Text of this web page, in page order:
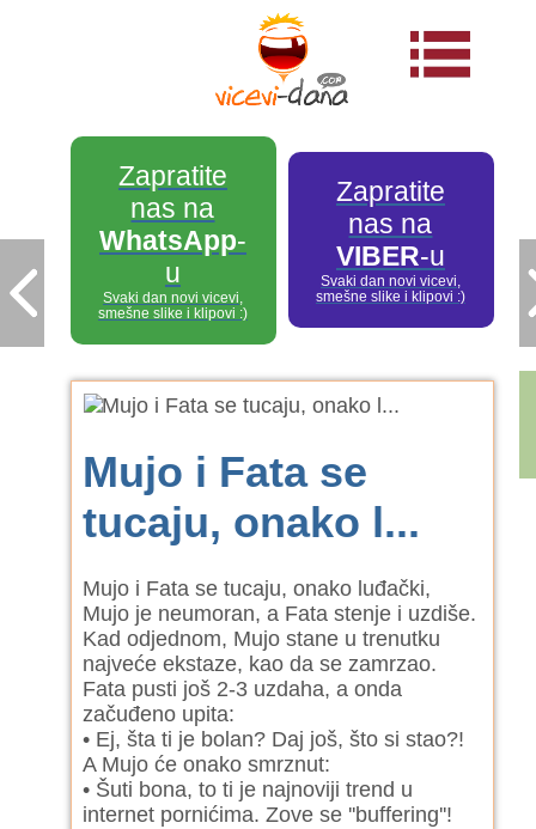
Zapratite
nas na
WhatsApp-
u
Svaki dan novi vicevi,
smešne slike i klipovi :)
Zapratite
nas na
VIBER-u
Svaki dan novi vicevi,
smešne slike i klipovi :)
Mujo i Fata se
tucaju, onako l...
Mujo i Fata se tucaju, onako luđački,
Mujo je neumoran, a Fata stenje i uzdiše.
Kad odjednom, Mujo stane u trenutku
najveće ekstaze, kao da se zamrzao.
Fata pusti još 2-3 uzdaha, a onda
začuđeno upita:
• Ej, šta ti je bolan? Daj još, što si stao?!
A Mujo će onako smrznut:
• Šuti bona, to ti je najnoviji trend u
internet pornićima. Zove se ''buffering''!